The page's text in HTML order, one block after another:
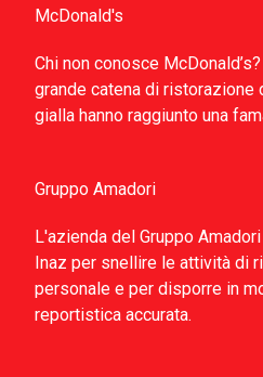
McDonald's
Chi non conosce
grande catena di ristorazione
gialla hanno raggiunto una
Gruppo Amadori
L'azienda del Gruppo
Inaz per snellire le attività di
personale e per disporre in
reportistica accurata.